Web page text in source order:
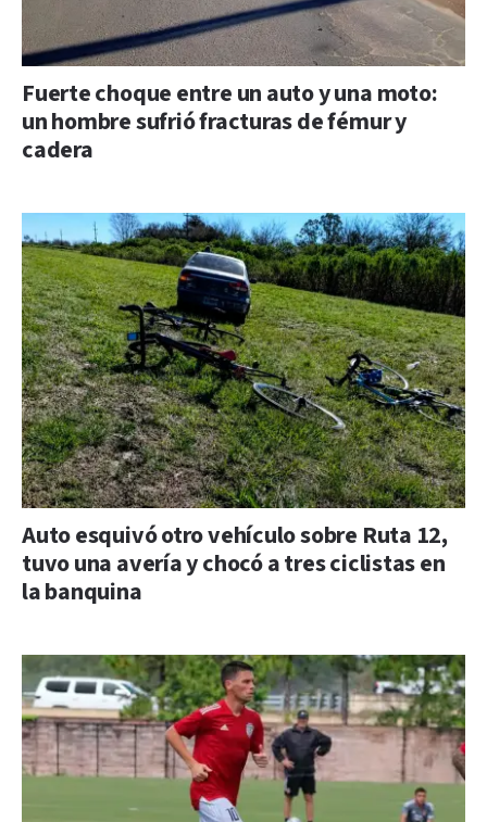
Fuerte choque entre un auto y una moto:
un hombre sufrió fracturas de fémur y
cadera
Auto esquivó otro vehículo sobre Ruta 12,
tuvo una avería y chocó a tres ciclistas en
la banquina